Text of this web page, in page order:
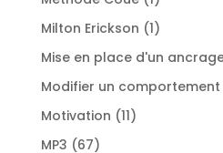
produit
Milton Erickson 11
Mise en place d'un
Modifier un comportement
Motivation 1111
MP3 6767